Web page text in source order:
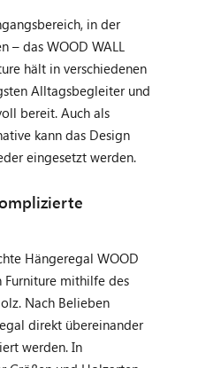
in der
– das WOOD WALL
hält in verschiedenen
Alltagsbegleiter und
bereit. Auch als
kann das Design
eingesetzt werden.
Hängeregal WOOD
Furniture mithilfe des
Nach Belieben
direkt übereinander
werden. In